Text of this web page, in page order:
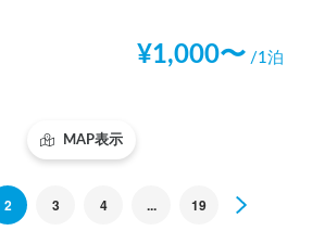
¥1,000〜 /1泊
MAP表示
2 3 4 ... 19